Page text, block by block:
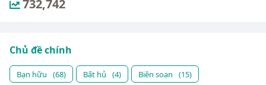
732,742
Chủ đề chính
Bạn hữu (68) Bất hủ (4) Biên soạn
(15)